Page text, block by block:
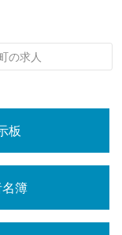
の求人
板
名簿